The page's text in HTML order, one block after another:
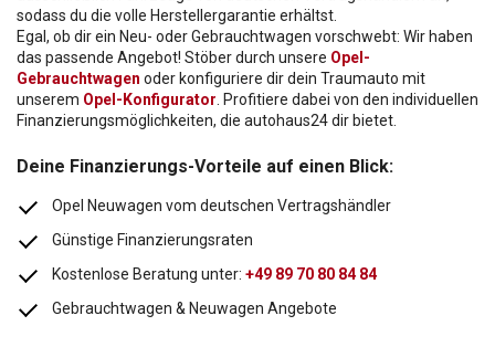
sodass du die volle Herstellergarantie erhältst.
Egal, ob dir ein Neu- oder Gebrauchtwagen vorschwebt: Wir haben
das passende Angebot! Stöber durch unsere Opel -
Gebrauchtwagen oder konfiguriere dir dein Traumauto mit
unserem Opel -Konfigurator . Profitiere dabei von den individuellen
Finanzierungsmöglichkeiten, die autohaus24 dir bietet.
Deine Finanzierungs-Vorteile auf einen Blick:
Opel Neuwagen vom deutschen Vertragshändler
Günstige Finanzierungsraten
Kostenlose Beratung unter: +49 89 70 80 84 84
Gebrauchtwagen & Neuwagen Angebote